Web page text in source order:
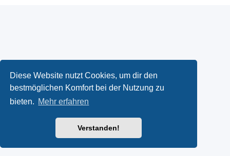
Diese Website nutzt Cookies, um dir den
bestmöglichen Komfort bei der Nutzung zu
bieten. Mehr erfahren
Verstanden!